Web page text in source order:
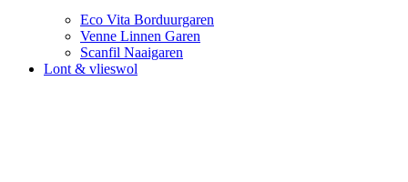
Eco Vita Borduurgaren
Venne Linnen Garen
Scanfil Naaigaren
Lont & vlieswol